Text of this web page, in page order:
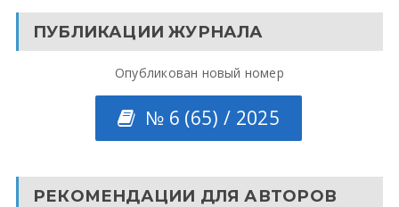
ПУБЛИКАЦИИ ЖУРНАЛА
Опубликован новый номер
№ 6 (65) / 2025
РЕКОМЕНДАЦИИ ДЛЯ АВТОРОВ